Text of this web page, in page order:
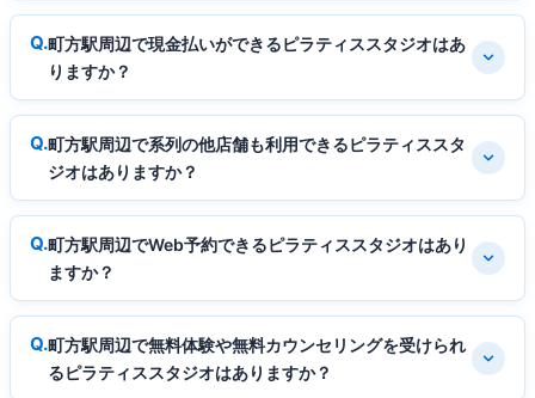
町方駅周辺で現金払いができるピラティススタジオはあ
りますか？
町方駅周辺で系列の他店舗も利用できるピラティススタ
ジオはありますか？
町方駅周辺でWeb予約できるピラティススタジオはあり
ますか？
町方駅周辺で無料体験や無料カウンセリングを受けられ
るピラティススタジオはありますか？